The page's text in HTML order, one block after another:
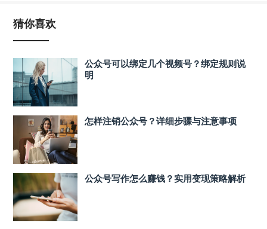
猜你喜欢
公众号可以绑定几个视频号？绑定规则说
明
怎样注销公众号？详细步骤与注意事项
公众号写作怎么赚钱？实用变现策略解析